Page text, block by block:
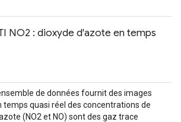
NO2 : dioxyde d'azote en temps
de données fournit des images
temps quasi réel des concentrations de
(NO2 et NO) sont des gaz trace